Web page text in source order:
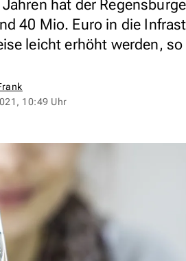
hat der
40 Mio. Euro in die
leicht erhöht werden, so
10:49 Uhr